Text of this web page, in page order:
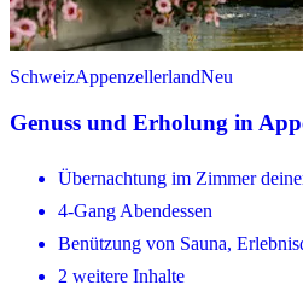
SchweizAppenzellerlandNeu
Genuss und Erholung in
Übernachtung im Zimmer
4-Gang Abendessen
Benützung von Sauna,
2 weitere Inhalte